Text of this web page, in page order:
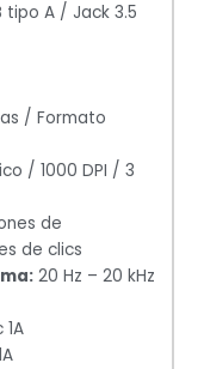
tipo A / Jack 3.5
/ Formato
/ 1000 DPI / 3
de
de clics
20 Hz – 20 kHz
1A